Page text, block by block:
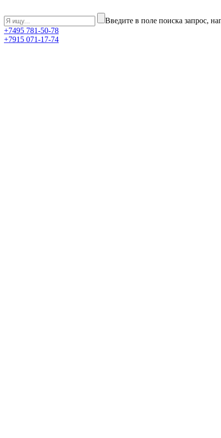
Введите в поле поиска запрос,
+7495 781-50-78
+7915 071-17-74